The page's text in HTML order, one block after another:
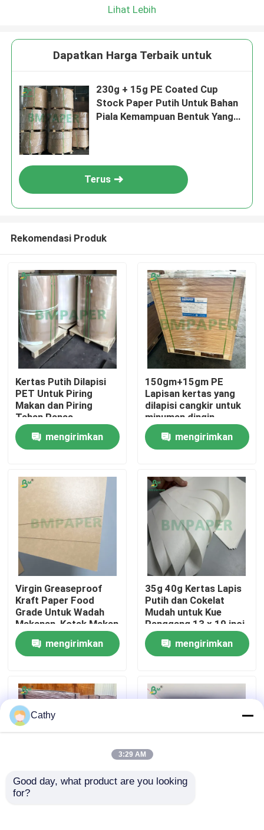
Rumah
Produk
Tentang kita
Wisata pabrik
Kontrol kualitas
Berita
Kertas Plotter CAD
Lihat Lebih
Dapatkan Harga Terbaik untuk
230g + 15g PE Coated Cup
Stock Paper Putih Untuk Bahan
Piala Kemampuan Bentuk Yang
Terus
Rekomendasi Produk
Kertas Putih Dilapisi
PET Untuk Piring
Makan dan Piring
Tahan Panas
mengirimkan
150gm+15gm PE
Lapisan kertas yang
dilapisi cangkir untuk
minuman dingin
mengirimkan
Virgin Greaseproof
Kraft Paper Food
Grade Untuk Wadah
Makanan, Kotak Makan
Siang
mengirimkan
35g 40g Kertas Lapis
Putih dan Cokelat
Mudah untuk Kue
Panggang 13 x 19 inci
mengirimkan
170gm 300gm Food
Cathy
3:29 AM
Good day, what product are you looking
for?